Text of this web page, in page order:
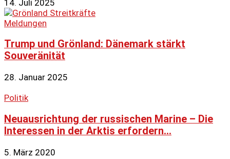
14. Juli 2025
Meldungen
Trump und Grönland: Dänemark stärkt
Souveränität
28. Januar 2025
Politik
Neuausrichtung der russischen Marine – Die
Interessen in der Arktis erfordern...
5. März 2020